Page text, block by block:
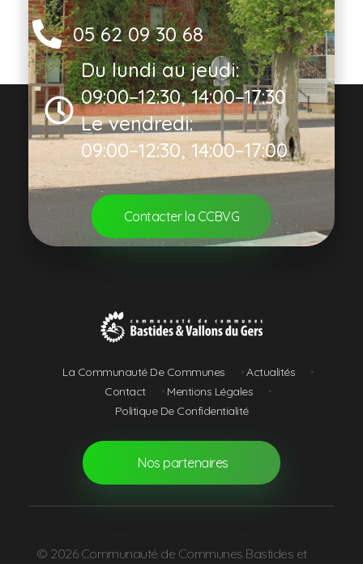
05 62 09 30 68
Du lundi au jeudi:
09:00–12:30, 14:00–17:30
Le vendredi:
09:00–12:30, 14:00–17:00
Contacter la CCBVG
La Communauté De Communes
Actualités
Contact
Mentions Légales
Politique De Confidentialité
Nos partenaires
© 2026 Communauté de Communes Bastides et